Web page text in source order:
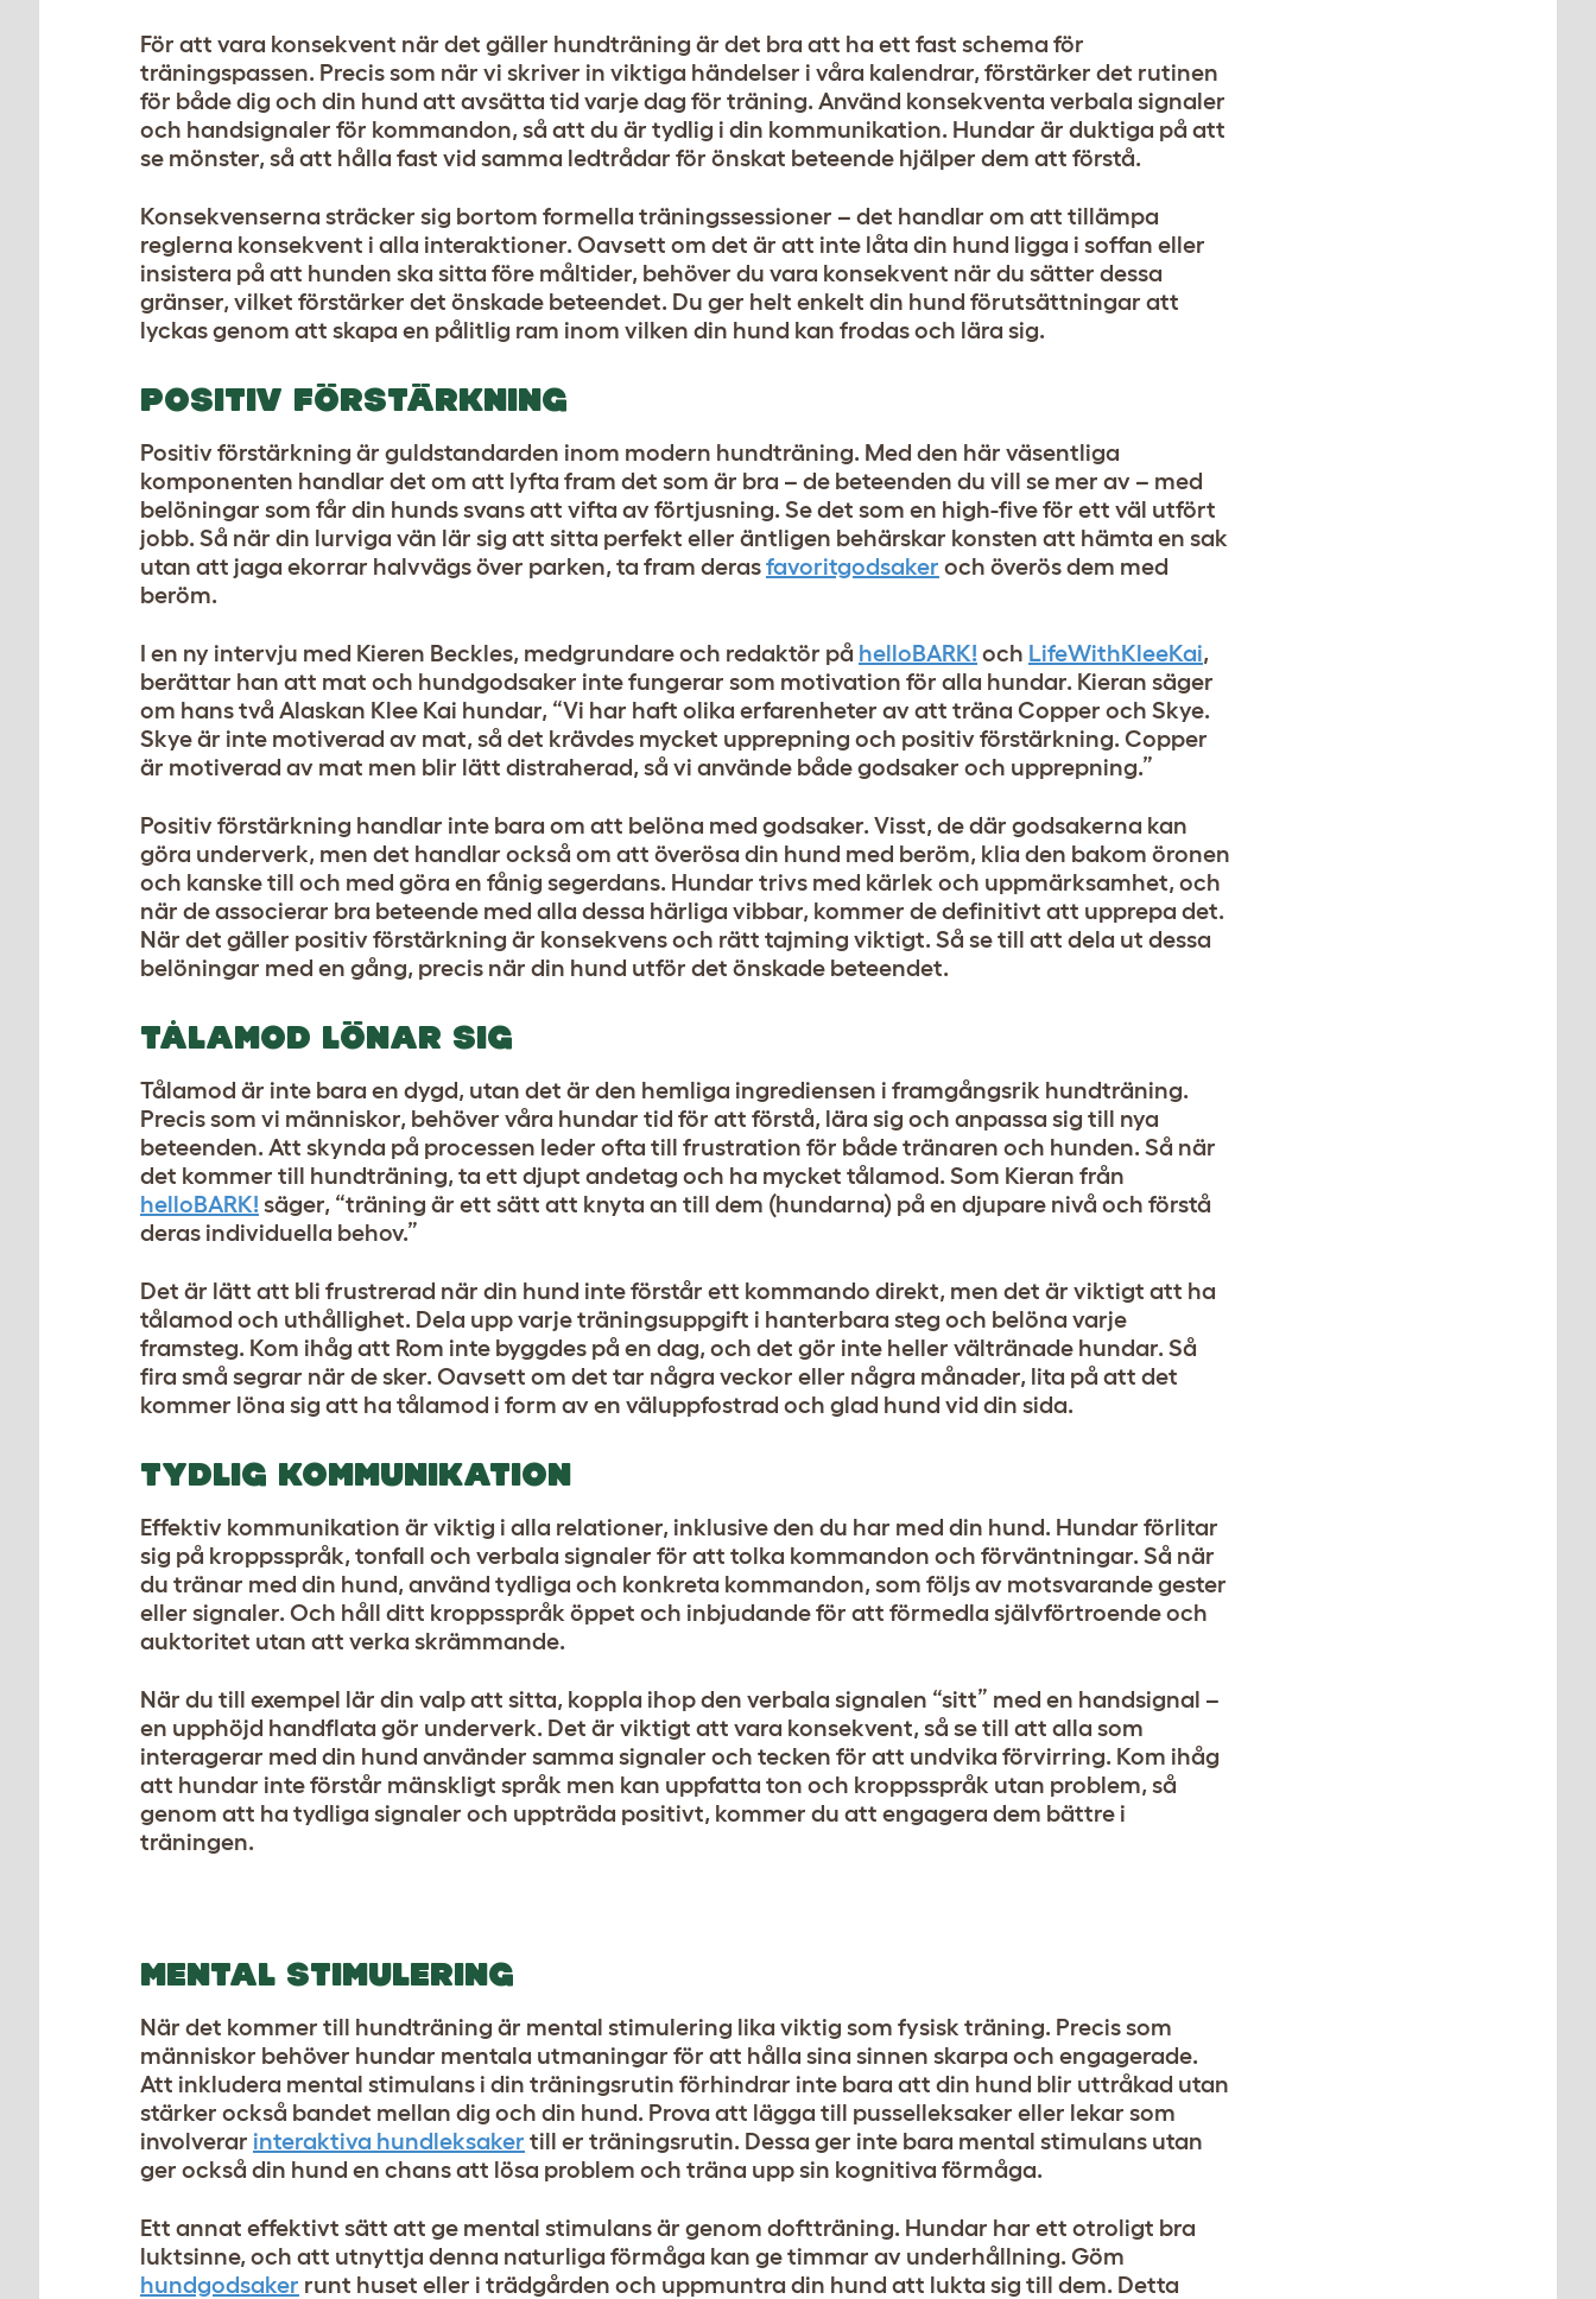
För att vara konsekvent när det gäller hundträning är det bra att ha ett fast schema för
träningspassen. Precis som när vi skriver in viktiga händelser i våra kalendrar, förstärker det rutinen
för både dig och din hund att avsätta tid varje dag för träning. Använd konsekventa verbala signaler
och handsignaler för kommandon, så att du är tydlig i din kommunikation. Hundar är duktiga på att
se mönster, så att hålla fast vid samma ledtrådar för önskat beteende hjälper dem att förstå.
Konsekvenserna sträcker sig bortom formella träningssessioner – det handlar om att tillämpa
reglerna konsekvent i alla interaktioner. Oavsett om det är att inte låta din hund ligga i soffan eller
insistera på att hunden ska sitta före måltider, behöver du vara konsekvent när du sätter dessa
gränser, vilket förstärker det önskade beteendet. Du ger helt enkelt din hund förutsättningar att
lyckas genom att skapa en pålitlig ram inom vilken din hund kan frodas och lära sig.
POSITIV FÖRSTÄRKNING
Positiv förstärkning är guldstandarden inom modern hundträning. Med den här väsentliga
komponenten handlar det om att lyfta fram det som är bra – de beteenden du vill se mer av – med
belöningar som får din hunds svans att vifta av förtjusning. Se det som en high-five för ett väl utfört
jobb. Så när din lurviga vän lär sig att sitta perfekt eller äntligen behärskar konsten att hämta en sak
utan att jaga ekorrar halvvägs över parken, ta fram derasfavoritgodsaker och överös dem med
beröm.
I en ny intervju med Kieren Beckles, medgrundare och redaktör på helloBARK! och LifeWithKleeKai,
berättar han att mat och hundgodsaker inte fungerar som motivation för alla hundar. Kieran säger
om hans två Alaskan Klee Kai hundar, “Vi har haft olika erfarenheter av att träna Copper och Skye.
Skye är inte motiverad av mat, så det krävdes mycket upprepning och positiv förstärkning. Copper
är motiverad av mat men blir lätt distraherad, så vi använde både godsaker och upprepning.”
Positiv förstärkning handlar inte bara om att belöna med godsaker. Visst, de där godsakerna kan
göra underverk, men det handlar också om att överösa din hund med beröm, klia den bakom öronen
och kanske till och med göra en fånig segerdans. Hundar trivs med kärlek och uppmärksamhet, och
när de associerar bra beteende med alla dessa härliga vibbar, kommer de definitivt att upprepa det.
När det gäller positiv förstärkning är konsekvens och rätt tajming viktigt. Så se till att dela ut dessa
belöningar med en gång, precis när din hund utför det önskade beteendet.
TÅLAMOD LÖNAR SIG
Tålamod är inte bara en dygd, utan det är den hemliga ingrediensen i framgångsrik hundträning.
Precis som vi människor, behöver våra hundar tid för att förstå, lära sig och anpassa sig till nya
beteenden. Att skynda på processen leder ofta till frustration för både tränaren och hunden. Så när
det kommer till hundträning, ta ett djupt andetag och ha mycket tålamod. Som Kieran från
helloBARK! säger, “träning är ett sätt att knyta an till dem (hundarna) på en djupare nivå och förstå
deras individuella behov.”
Det är lätt att bli frustrerad när din hund inte förstår ett kommando direkt, men det är viktigt att ha
tålamod och uthållighet. Dela upp varje träningsuppgift i hanterbara steg och belöna varje
framsteg. Kom ihåg att Rom inte byggdes på en dag, och det gör inte heller vältränade hundar. Så
fira små segrar när de sker. Oavsett om det tar några veckor eller några månader, lita på att det
kommer löna sig att ha tålamod i form av en väluppfostrad och glad hund vid din sida.
TYDLIG KOMMUNIKATION
Effektiv kommunikation är viktig i alla relationer, inklusive den du har med din hund. Hundar förlitar
sig på kroppsspråk, tonfall och verbala signaler för att tolka kommandon och förväntningar. Så när
du tränar med din hund, använd tydliga och konkreta kommandon, som följs av motsvarande gester
eller signaler. Och håll ditt kroppsspråk öppet och inbjudande för att förmedla självförtroende och
auktoritet utan att verka skrämmande.
När du till exempel lär din valp att sitta, koppla ihop den verbala signalen “sitt” med en handsignal –
en upphöjd handflata gör underverk. Det är viktigt att vara konsekvent, så se till att alla som
interagerar med din hund använder samma signaler och tecken för att undvika förvirring. Kom ihåg
att hundar inte förstår mänskligt språk men kan uppfatta ton och kroppsspråk utan problem, så
genom att ha tydliga signaler och uppträda positivt, kommer du att engagera dem bättre i
träningen.
MENTAL STIMULERING
När det kommer till hundträning är mental stimulering lika viktig som fysisk träning. Precis som
människor behöver hundar mentala utmaningar för att hålla sina sinnen skarpa och engagerade.
Att inkludera mental stimulans i din träningsrutin förhindrar inte bara att din hund blir uttråkad utan
stärker också bandet mellan dig och din hund. Prova att lägga till pusselleksaker eller lekar som
involverar interaktiva hundleksaker till er träningsrutin. Dessa ger inte bara mental stimulans utan
ger också din hund en chans att lösa problem och träna upp sin kognitiva förmåga.
Ett annat effektivt sätt att ge mental stimulans är genom doftträning. Hundar har ett otroligt bra
luktsinne, och att utnyttja denna naturliga förmåga kan ge timmar av underhållning. Göm
hundgodsaker runt huset eller i trädgården och uppmuntra din hund att lukta sig till dem. Detta